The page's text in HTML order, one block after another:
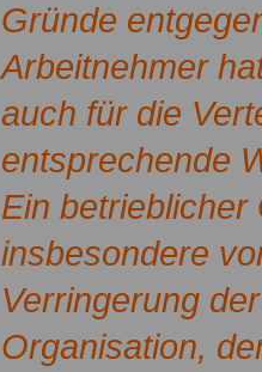
Gründe
Arbeitnehmer
auch für die
entsprechende
Ein betrieblicher
insbesondere
Verringerung
Organisation,